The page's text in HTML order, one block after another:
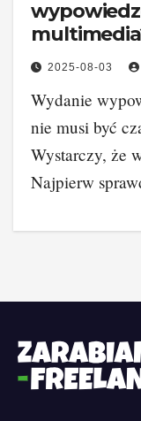
2025-08-03
Wydanie
nie musi być
Wystarczy, że
Najpierw